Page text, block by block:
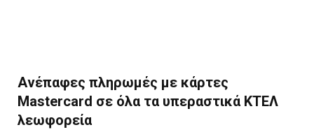
Ανέπαφες πληρωμές με κάρτες
Mastercard σε όλα τα υπεραστικά ΚΤΕΛ
λεωφορεία